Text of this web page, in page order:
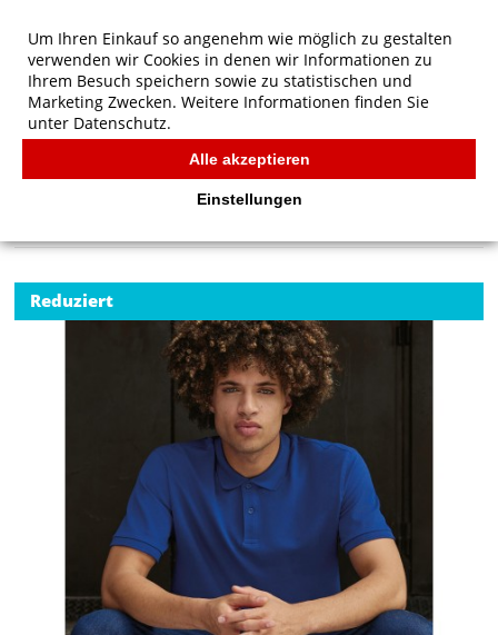
B&C Organic Inspire Polo /men
Reduziert
Um Ihren Einkauf so angenehm wie möglich zu gestalten
verwenden wir Cookies in denen wir Informationen zu
Ihrem Besuch speichern sowie zu statistischen und
Marketing Zwecken. Weitere Informationen finden Sie
unter Datenschutz.
Alle akzeptieren
Einstellungen